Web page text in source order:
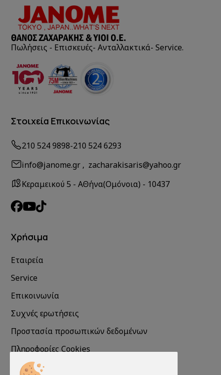
Πωλήσεις - Επισκευές- Ανταλλακτικά- Service.
Στοιχεία Επικοινωνίας
210 524 9898-210 524 6293
info@janome.gr , zacharakisaris@yahoo.gr
Κεραμεικού 5 - ΑΘήνα(Ομόνοια) - 10437
Χρήσιμα
Εταιρεία
Service
Επικοινωνία
Συχνές ερωτήσεις
Προστασία προσωπικών δεδομένων
Πληροφορίες Cookies